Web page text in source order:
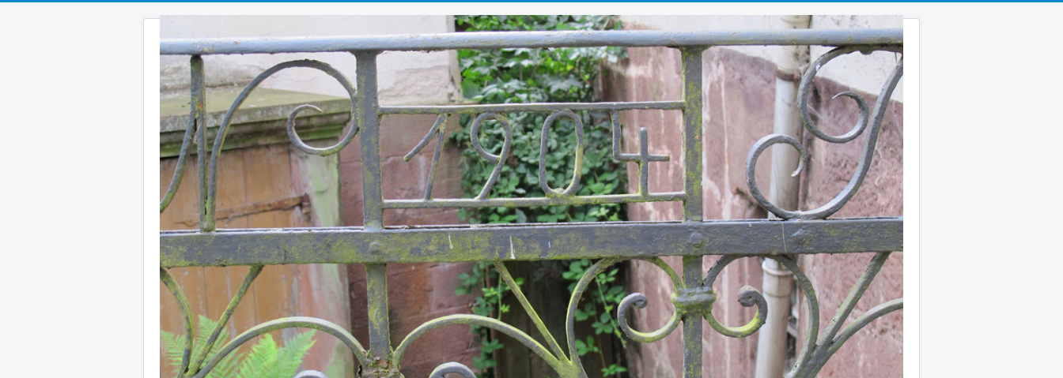
Suchen
...
Aktuelles Verein Publikationen Kontakt
Unsere Veröffentlichungen - Fragen Sie uns gerne an Auf einen Klick